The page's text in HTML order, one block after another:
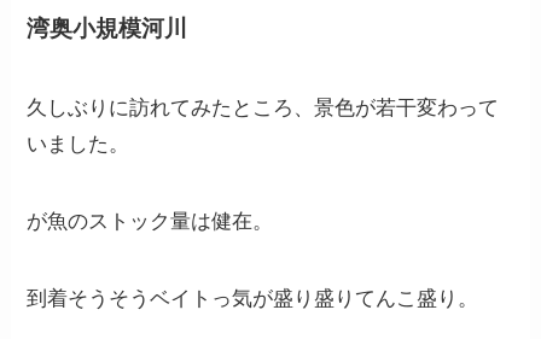
湾奥小規模河川
久しぶりに訪れてみたところ、景色が若干変わって
いました。
が魚のストック量は健在。
到着そうそうベイトっ気が盛り盛りてんこ盛り。